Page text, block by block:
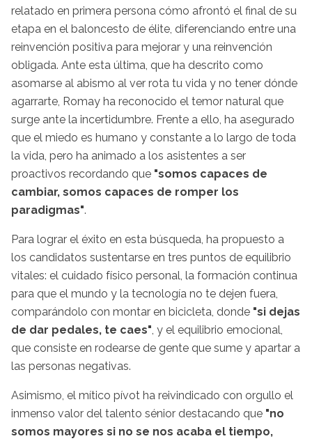
relatado en primera persona cómo afrontó el final de su
etapa en el baloncesto de élite, diferenciando entre una
reinvención positiva para mejorar y una reinvención
obligada. Ante esta última, que ha descrito como
asomarse al abismo al ver rota tu vida y no tener dónde
agarrarte, Romay ha reconocido el temor natural que
surge ante la incertidumbre. Frente a ello, ha asegurado
que el miedo es humano y constante a lo largo de toda
la vida, pero ha animado a los asistentes a ser
proactivos recordando que "somos capaces de
cambiar, somos capaces de romper los
paradigmas".
Para lograr el éxito en esta búsqueda, ha propuesto a
los candidatos sustentarse en tres puntos de equilibrio
vitales: el cuidado físico personal, la formación continua
para que el mundo y la tecnología no te dejen fuera,
comparándolo con montar en bicicleta, donde "si dejas
de dar pedales, te caes", y el equilibrio emocional,
que consiste en rodearse de gente que sume y apartar a
las personas negativas.
Asimismo, el mítico pívot ha reivindicado con orgullo el
inmenso valor del talento sénior destacando que "no
somos mayores si no se nos acaba el tiempo,